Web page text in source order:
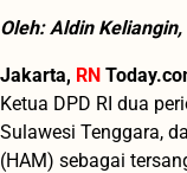
Oleh: Aldin
Jakarta, RN
Ketua DPD RI dua
Sulawesi Tenggara,
(HAM) sebagai